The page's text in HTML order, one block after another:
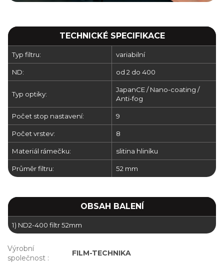
TECHNICKÉ SPECIFIKACE
Typ filtru: variabilní
ND: od 2 do 400
Typ optiky:
JapanCE / Nano-coating /
Anti-fog
Počet stop nastavení: 9
Počet vrstev: 8
Materiál rámečku: slitina hliníku
Průměr filtru: 52 mm
OBSAH BALENÍ
1) ND2-400 filtr 52mm
Výrobní
společnost :
FILM-TECHNIKA